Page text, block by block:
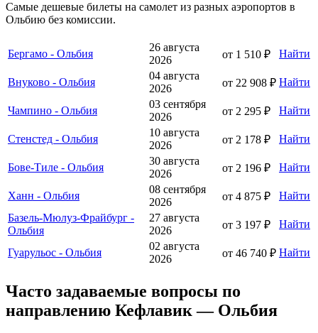
Самые дешевые билеты на самолет из разных аэропортов в
Ольбию без комиссии.
Бергамо - Ольбия
26 августа
2026
от 1 510 ₽ Найти
Внуково - Ольбия
04 августа
2026
от 22 908 ₽ Найти
Чампино - Ольбия
03 сентября
2026
от 2 295 ₽ Найти
Стенстед - Ольбия
10 августа
2026
от 2 178 ₽ Найти
Бове-Тиле - Ольбия
30 августа
2026
от 2 196 ₽ Найти
Ханн - Ольбия
08 сентября
2026
от 4 875 ₽
Найти
Базель-Мюлуз-Фрайбург -
Ольбия
27 августа
2026
от 3 197 ₽ Найти
Гуарульос - Ольбия
02 августа
2026
от 46 740 ₽ Найти
Часто задаваемые вопросы по
направлению Кефлавик — Ольбия